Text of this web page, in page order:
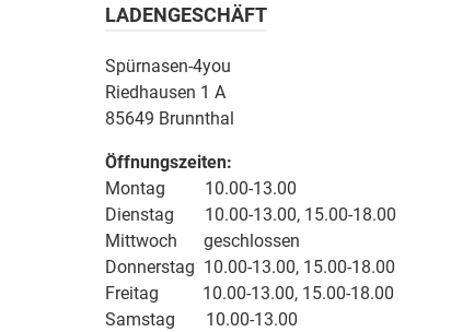
LADENGESCHÄFT
Spürnasen-4you
Riedhausen 1 A
85649 Brunnthal
Öffnungszeiten:
Montag 10.00-13.00
Dienstag 10.00-13.00, 15.00-18.00
Mittwoch geschlossen
Donnerstag 10.00-13.00, 15.00-18.00
Freitag 10.00-13.00, 15.00-18.00
Samstag 10.00-13.00